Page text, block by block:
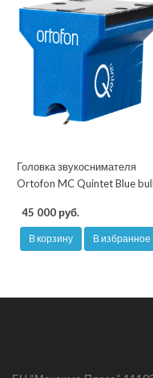
Головка звукоснимателя
Ortofon MC Quintet Blue
45 000 руб.
В корзину В избранное